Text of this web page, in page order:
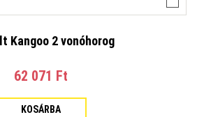
Kangoo 2 vonóhorog
62 071 Ft‎
KOSÁRBA